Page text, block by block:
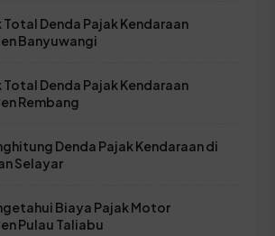
Total Denda Pajak Kendaraan
Banyuwangi
Total Denda Pajak Kendaraan
Rembang
Denda Pajak Kendaraan di
Selayar
Biaya Pajak Motor
Pulau Taliabu